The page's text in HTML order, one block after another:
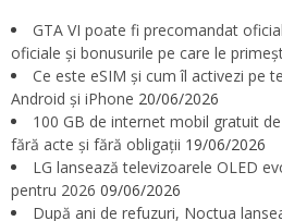
GTA VI poate fi precomandat
oficiale și bonusurile pe care le
Ce este eSIM și cum îl activezi pe
Android și iPhone 20/06/2026
100 GB de internet mobil gratuit
fără acte și fără obligații 19/06/2026
LG lansează televizoarele OLED
pentru 2026 09/06/2026
După ani de refuzuri, Noctua